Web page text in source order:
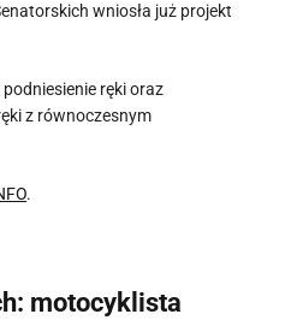
wniosła już projekt
ręki oraz
z równoczesnym
.
motocyklista